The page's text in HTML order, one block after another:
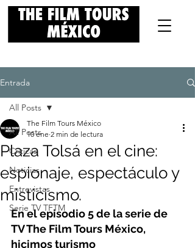
Entrada
All Posts
Críticas
Noticias
Entrevistas
Serie TV TFTM
All Posts
Plaza Tolsá en el cine:
espionaje, espectáculo y
misticismo.
The Film Tours México
10 ene 2 min de lectura
En el episodio 5 de la serie de
TV The Film Tours México,
hicimos turismo